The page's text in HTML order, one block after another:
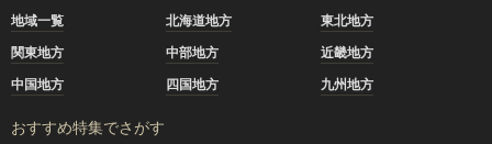
地域一覧 北海道地方
東北地方
関東地方
中部地方
近畿地方
中国地方
四国地方 九州地方
おすすめ特集でさがす